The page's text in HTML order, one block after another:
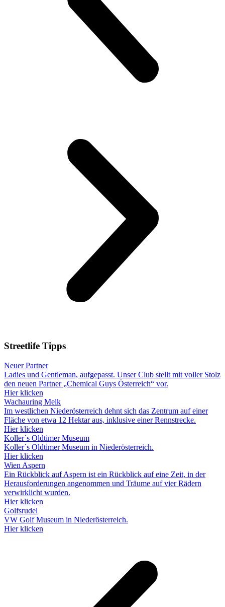
Streetlife Tipps
Neuer Partner
Ladies und Gentleman, aufgepasst. Unser Club stellt mit voller Stolz
den neuen Partner „Chemical Guys Österreich“ vor.
Hier klicken
Wachauring Melk
Im westlichen Niederösterreich dehnt sich das Zentrum auf einer
Fläche von etwa 12 Hektar aus, inklusive einer Rennstrecke.
Hier klicken
Koller´s Oldtimer Museum
Koller´s Oldtimer Museum in Niederösterreich.
Hier klicken
Wien Aspern
Ein Rückblick auf Aspern ist ein Rückblick auf eine Zeit, in der
Herausforderungen angenommen und Träume auf vier Rädern
verwirklicht wurden.
Hier klicken
Golfsrudel
VW Golf Museum in Niederösterreich.
Hier klicken